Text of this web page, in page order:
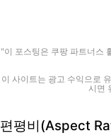
"이 포스팅은 쿠팡 파트너스
이 사이트는 광고 수익으로
시면
편평비(Aspect